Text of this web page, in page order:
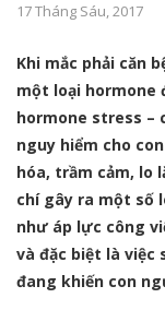
17 Tháng Sáu, 2017
Khi mắc phải căn
một loại hormone
hormone stress –
nguy hiểm cho
hóa, trầm cảm, lo
chí gây ra một số
như áp lực công
và đặc biệt là việc
đang khiến con